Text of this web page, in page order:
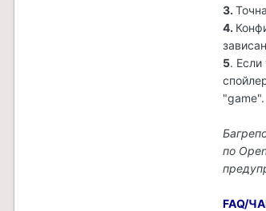
3.
4.
5.
"game".
по
FAQ/